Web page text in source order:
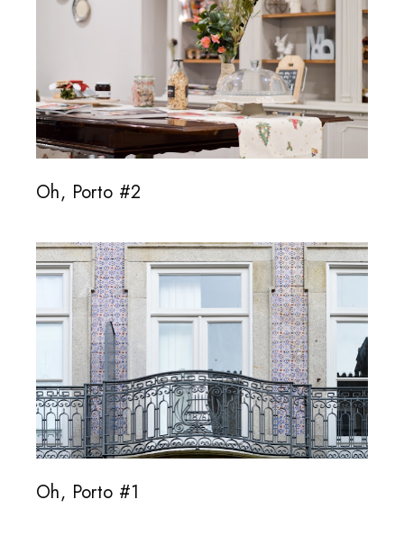
Oh, Porto #2
Oh, Porto #1